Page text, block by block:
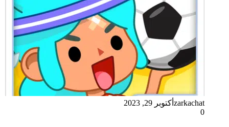
zarkachat أكتوبر 29, 2023
0